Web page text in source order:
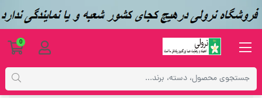
0